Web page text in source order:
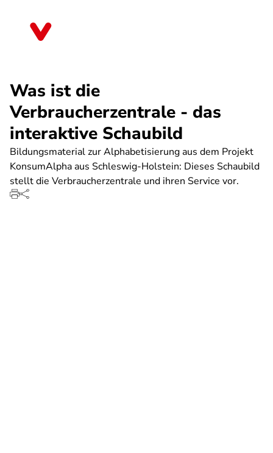
Was ist die
Verbraucherzentrale - das
interaktive Schaubild
Bildungsmaterial zur Alphabetisierung aus dem Projekt
KonsumAlpha aus Schleswig-Holstein: Dieses Schaubild
stellt die Verbraucherzentrale und ihren Service vor.